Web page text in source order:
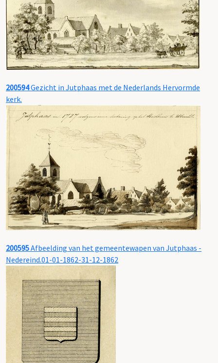
200594Gezicht in Jutphaas met de Nederlands Hervormde
kerk.
200595Afbeelding van het gemeentewapen van Jutphaas -
Nedereind.01-01-1862-31-12-1862